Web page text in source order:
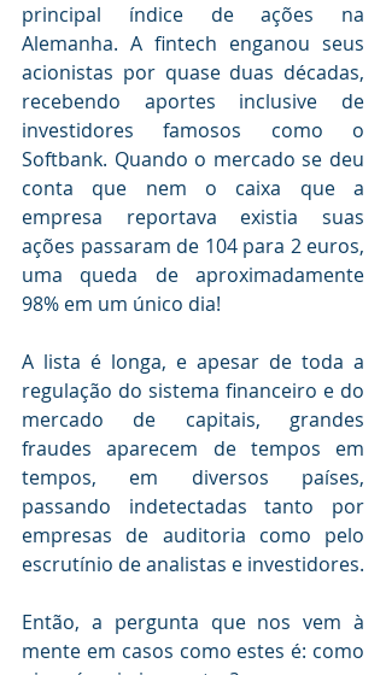
principal índice de ações na
Alemanha. A fintech enganou seus
acionistas por quase duas décadas,
recebendo aportes inclusive de
investidores famosos como o
Softbank. Quando o mercado se deu
conta que nem o caixa que a
empresa reportava existia suas
ações passaram de 104 para 2 euros,
uma queda de aproximadamente
98% em um único dia!
A lista é longa, e apesar de toda a
regulação do sistema financeiro e do
mercado de capitais, grandes
fraudes aparecem de tempos em
tempos, em diversos países,
passando indetectadas tanto por
empresas de auditoria como pelo
escrutínio de analistas e investidores.
Então, a pergunta que nos vem à
mente em casos como estes é: como